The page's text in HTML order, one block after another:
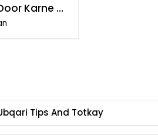
Karne Ke
Tips And Totkay